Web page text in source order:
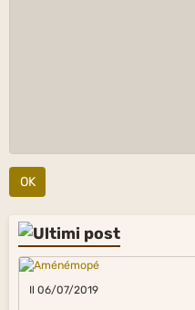
OK
Il 06/07/2019